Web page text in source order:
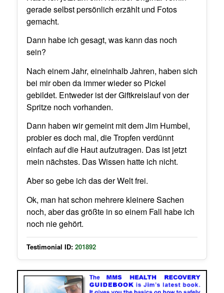
gerade selbst persönlich erzählt und Fotos
gemacht.
Dann habe ich gesagt, was kann das noch
sein?
Nach einem Jahr, eineinhalb Jahren, haben sich
bei mir oben da immer wieder so Pickel
gebildet. Entweder ist der Giftkreislauf von der
Spritze noch vorhanden.
Dann haben wir gemeint mit dem Jim Humbel,
probier es doch mal, die Tropfen verdünnt
einfach auf die Haut aufzutragen. Das ist jetzt
mein nächstes. Das Wissen hatte ich nicht.
Aber so gebe ich das der Welt frei.
Ok, man hat schon mehrere kleinere Sachen
noch, aber das größte in so einem Fall habe ich
noch nie gehört.
Testimonial ID: 201892